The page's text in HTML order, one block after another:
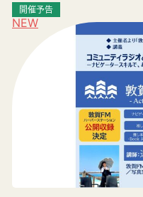
NEW
開催予告